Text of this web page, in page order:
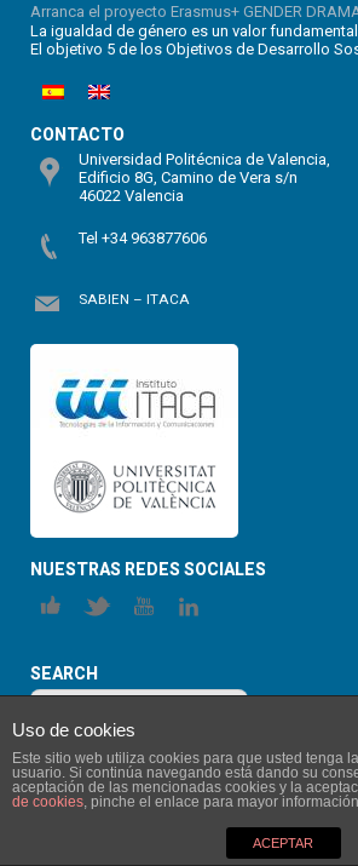
Arranca el proyecto Erasmus+ GENDER
La igualdad de género es un valor
El objetivo 5 de los Objetivos de Desarrollo
CONTACTO
Universidad Politécnica de Valencia,
Edificio 8G, Camino de Vera s/n
46022 Valencia
Tel +34 963877606
SABIEN – ITACA
NUESTRAS REDES SOCIALES
SEARCH
Uso de cookies
Este sitio web utiliza cookies para que usted tenga
usuario. Si continúa navegando está dando su
aceptación de las mencionadas cookies y la
de cookies, pinche el enlace para mayor
ACEPTAR